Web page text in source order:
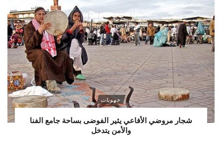
جهويات
شجار مروضي الأفاعي يثير الفوضى بساحة جامع الفنا
والأمن يتدخل